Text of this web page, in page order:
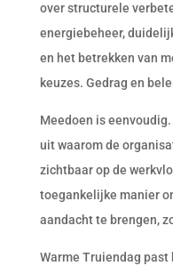
over structurele
energiebeheer,
en het betrekken van
keuzes. Gedrag en
Meedoen is
uit waarom de
zichtbaar op de
toegankelijke manier
aandacht te brengen,
Warme Truiendag